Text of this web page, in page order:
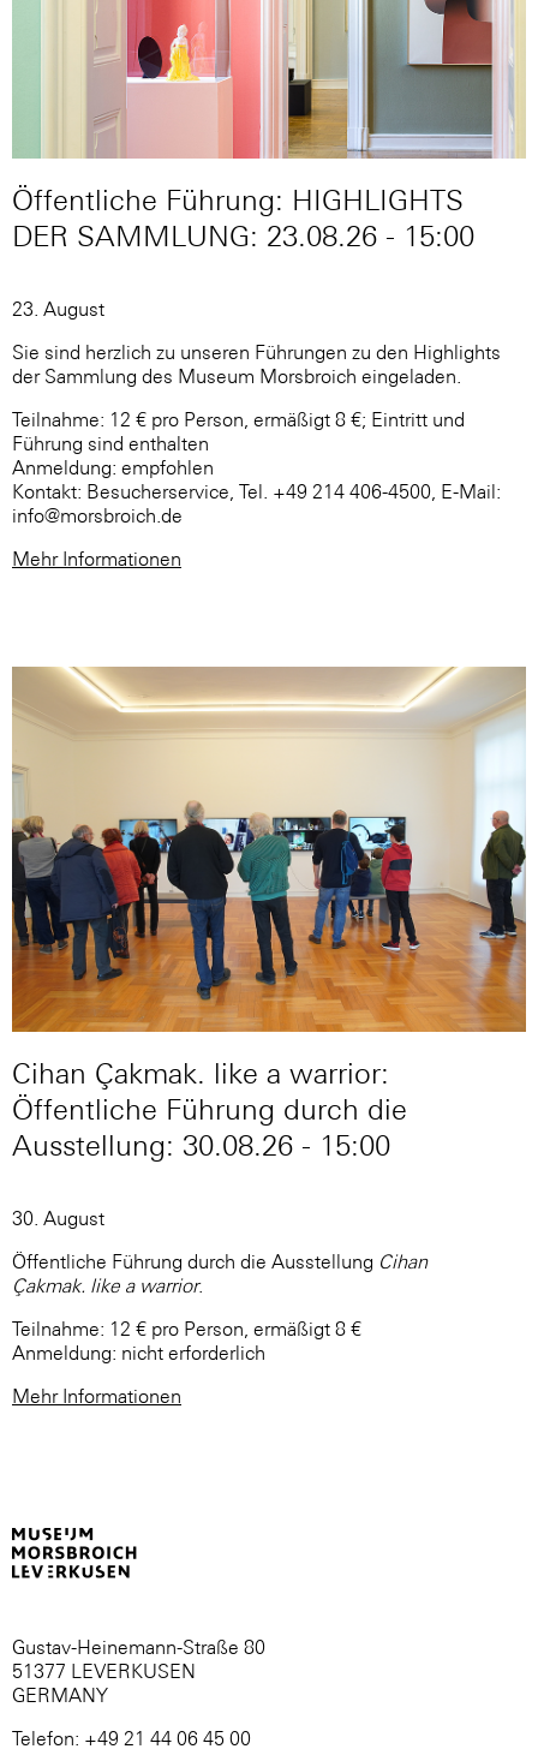
Öffentliche Führung: HIGHLIGHTS
DER SAMMLUNG: 23.08.26 - 15:00
23. August
Sie sind herzlich zu unseren Führungen zu den Highlights
der Sammlung des Museum Morsbroich eingeladen.
Teilnahme: 12 € pro Person, ermäßigt 8 €; Eintritt und
Führung sind enthalten
Anmeldung: empfohlen
Kontakt: Besucherservice, Tel. +49 214 406-4500, E-Mail:
info@morsbroich.de
Mehr Informationen
Cihan Çakmak. like a warrior:
Öffentliche Führung durch die
Ausstellung: 30.08.26 - 15:00
30. August
Öffentliche Führung durch die Ausstellung Cihan
Çakmak. like a warrior.
Teilnahme: 12 € pro Person, ermäßigt 8 €
Anmeldung: nicht erforderlich
Mehr Informationen
Gustav-Heinemann-Straße 80
51377 LEVERKUSEN
GERMANY
Telefon: +49 21 44 06 45 00